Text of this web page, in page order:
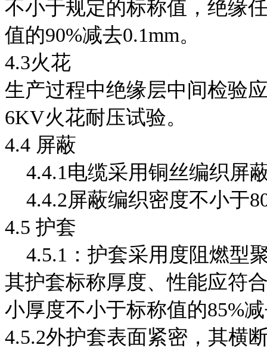
不小于规定的标称值，绝缘
值的90%减去0.1mm。
4.3火花
生产过程中绝缘层中间检验
6KV火花耐压试验。
4.4 屏蔽
4.4.1电缆采用铜丝编织屏
4.4.2屏蔽编织密度不小于
4.5 护套
4.5.1：护套采用度阻燃型
其护套标称厚度、性能应符
小厚度不小于标称值的85%
4.5.2外护套表面紧密，其横